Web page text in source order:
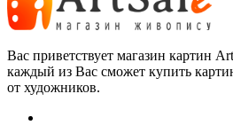
Вас приветствует магазин картин
каждый из Вас сможет купить
от художников.